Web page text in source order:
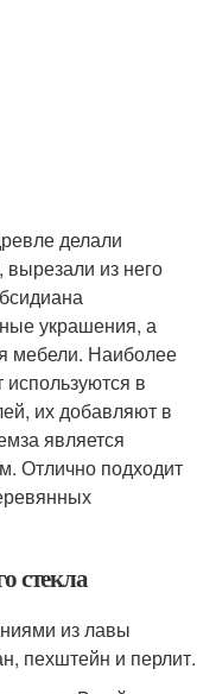
делали
вырезали из него
украшения, а
мебели. Наиболее
в
их добавляют в
является
Отлично подходит
стекла
из лавы
пехштейн и перлит.